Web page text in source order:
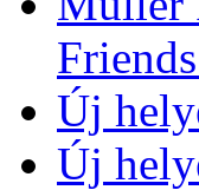
Új
Új